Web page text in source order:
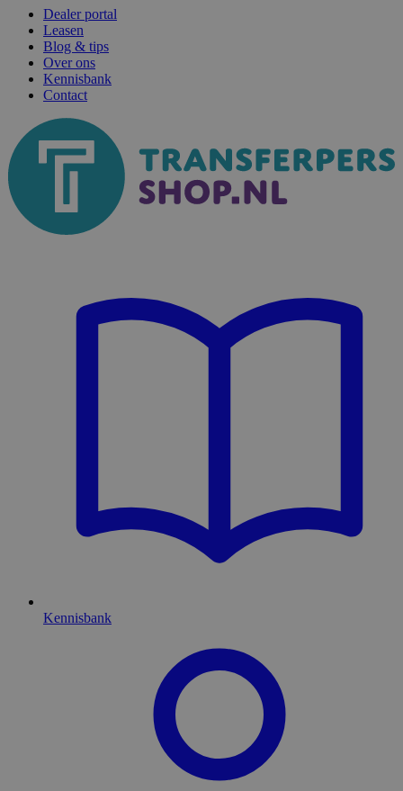
Dealer portal
Leasen
Blog & tips
Over ons
Kennisbank
Contact
Kennisbank